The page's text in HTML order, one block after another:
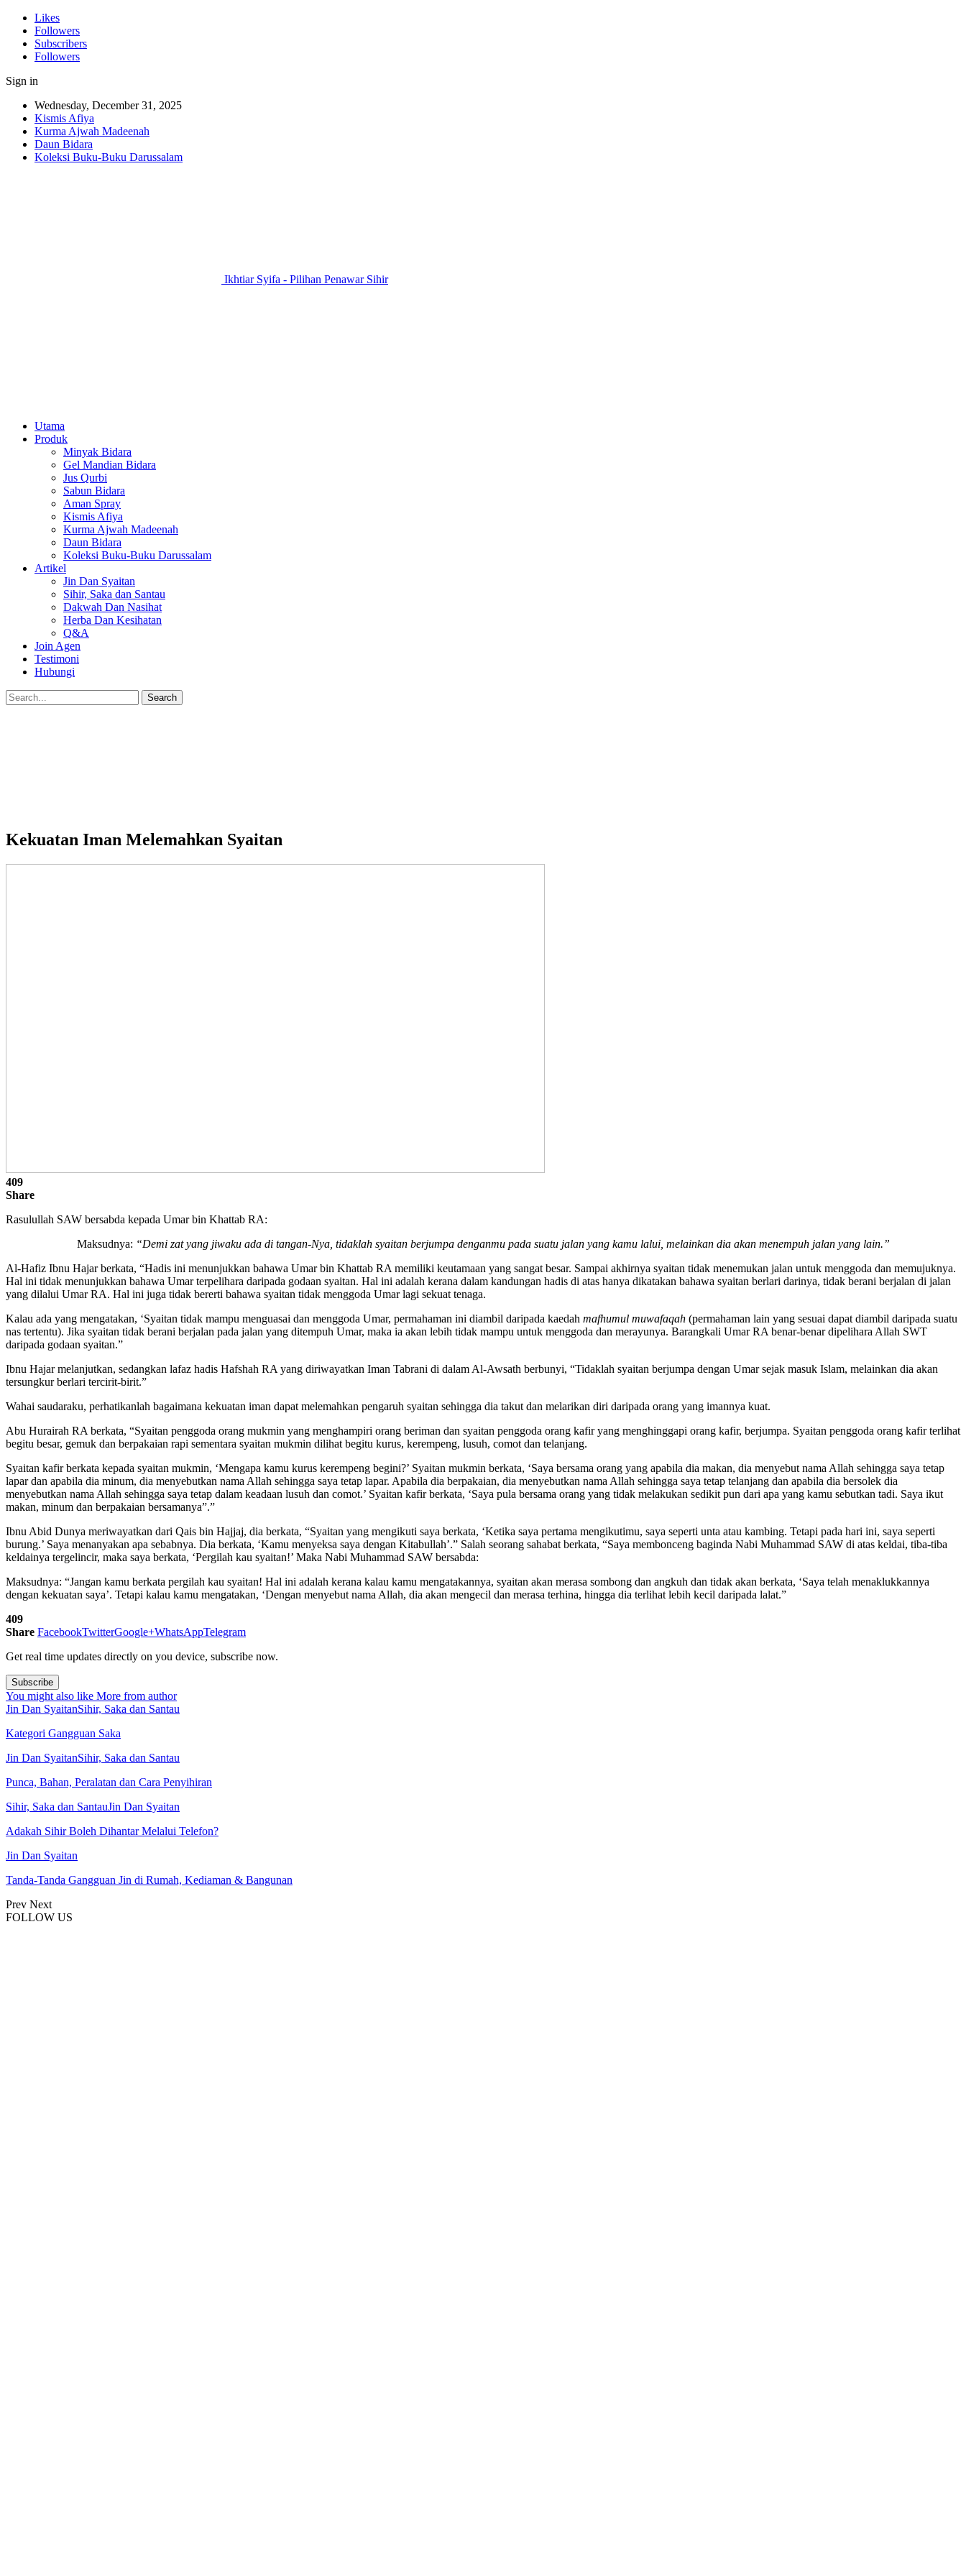
Likes
Followers
Subscribers
Followers
Sign in
Wednesday, December 31, 2025
Kismis Afiya
Kurma Ajwah Madeenah
Daun Bidara
Koleksi Buku-Buku Darussalam
Ikhtiar Syifa - Pilihan Penawar Sihir
Utama
Produk
Minyak Bidara
Gel Mandian Bidara
Jus Qurbi
Sabun Bidara
Aman Spray
Kismis Afiya
Kurma Ajwah Madeenah
Daun Bidara
Koleksi Buku-Buku Darussalam
Artikel
Jin Dan Syaitan
Sihir, Saka dan Santau
Dakwah Dan Nasihat
Herba Dan Kesihatan
Q&A
Join Agen
Testimoni
Hubungi
Kekuatan Iman Melemahkan Syaitan
409
Share
Rasulullah SAW bersabda kepada Umar bin Khattab RA:
Maksudnya: “Demi zat yang jiwaku ada di tangan-Nya, tidaklah syaitan berjumpa denganmu pada suatu jalan yang kamu lalui, melainkan dia akan menempuh jalan yang lain.”
Al-Hafiz Ibnu Hajar berkata, “Hadis ini menunjukkan bahawa Umar bin Khattab RA memiliki keutamaan yang sangat besar. Sampai akhirnya syaitan tidak menemukan jalan untuk menggoda dan memujuknya.
Hal ini tidak menunjukkan bahawa Umar terpelihara daripada godaan syaitan. Hal ini adalah kerana dalam kandungan hadis di atas hanya dikatakan bahawa syaitan berlari darinya, tidak berani berjalan di jalan
yang dilalui Umar RA. Hal ini juga tidak bererti bahawa syaitan tidak menggoda Umar lagi sekuat tenaga.
Kalau ada yang mengatakan, ‘Syaitan tidak mampu menguasai dan menggoda Umar, permahaman ini diambil daripada kaedah mafhumul muwafaqah (permahaman lain yang sesuai dapat diambil daripada suatu
nas tertentu). Jika syaitan tidak berani berjalan pada jalan yang ditempuh Umar, maka ia akan lebih tidak mampu untuk menggoda dan merayunya. Barangkali Umar RA benar-benar dipelihara Allah SWT
daripada godaan syaitan.”
Ibnu Hajar melanjutkan, sedangkan lafaz hadis Hafshah RA yang diriwayatkan Iman Tabrani di dalam Al-Awsath berbunyi, “Tidaklah syaitan berjumpa dengan Umar sejak masuk Islam, melainkan dia akan
tersungkur berlari tercirit-birit.”
Wahai saudaraku, perhatikanlah bagaimana kekuatan iman dapat melemahkan pengaruh syaitan sehingga dia takut dan melarikan diri daripada orang yang imannya kuat.
Abu Hurairah RA berkata, “Syaitan penggoda orang mukmin yang menghampiri orang beriman dan syaitan penggoda orang kafir yang menghinggapi orang kafir, berjumpa. Syaitan penggoda orang kafir terlihat
begitu besar, gemuk dan berpakaian rapi sementara syaitan mukmin dilihat begitu kurus, kerempeng, lusuh, comot dan telanjang.
Syaitan kafir berkata kepada syaitan mukmin, ‘Mengapa kamu kurus kerempeng begini?’ Syaitan mukmin berkata, ‘Saya bersama orang yang apabila dia makan, dia menyebut nama Allah sehingga saya tetap
lapar dan apabila dia minum, dia menyebutkan nama Allah sehingga saya tetap lapar. Apabila dia berpakaian, dia menyebutkan nama Allah sehingga saya tetap telanjang dan apabila dia bersolek dia
menyebutkan nama Allah sehingga saya tetap dalam keadaan lusuh dan comot.’ Syaitan kafir berkata, ‘Saya pula bersama orang yang tidak melakukan sedikit pun dari apa yang kamu sebutkan tadi. Saya ikut
makan, minum dan berpakaian bersamanya”.”
Ibnu Abid Dunya meriwayatkan dari Qais bin Hajjaj, dia berkata, “Syaitan yang mengikuti saya berkata, ‘Ketika saya pertama mengikutimu, saya seperti unta atau kambing. Tetapi pada hari ini, saya seperti
burung.’ Saya menanyakan apa sebabnya. Dia berkata, ‘Kamu menyeksa saya dengan Kitabullah’.” Salah seorang sahabat berkata, “Saya membonceng baginda Nabi Muhammad SAW di atas keldai, tiba-tiba
keldainya tergelincir, maka saya berkata, ‘Pergilah kau syaitan!’ Maka Nabi Muhammad SAW bersabda:
Maksudnya: “Jangan kamu berkata pergilah kau syaitan! Hal ini adalah kerana kalau kamu mengatakannya, syaitan akan merasa sombong dan angkuh dan tidak akan berkata, ‘Saya telah menaklukkannya
dengan kekuatan saya’. Tetapi kalau kamu mengatakan, ‘Dengan menyebut nama Allah, dia akan mengecil dan merasa terhina, hingga dia terlihat lebih kecil daripada lalat.”
409
Share FacebookTwitterGoogle+WhatsAppTelegram
Get real time updates directly on you device, subscribe now.
Subscribe
You might also like More from author
Jin Dan SyaitanSihir, Saka dan Santau
Kategori Gangguan Saka
Jin Dan SyaitanSihir, Saka dan Santau
Punca, Bahan, Peralatan dan Cara Penyihiran
Sihir, Saka dan SantauJin Dan Syaitan
Adakah Sihir Boleh Dihantar Melalui Telefon?
Jin Dan Syaitan
Tanda-Tanda Gangguan Jin di Rumah, Kediaman & Bangunan
Prev Next
FOLLOW US